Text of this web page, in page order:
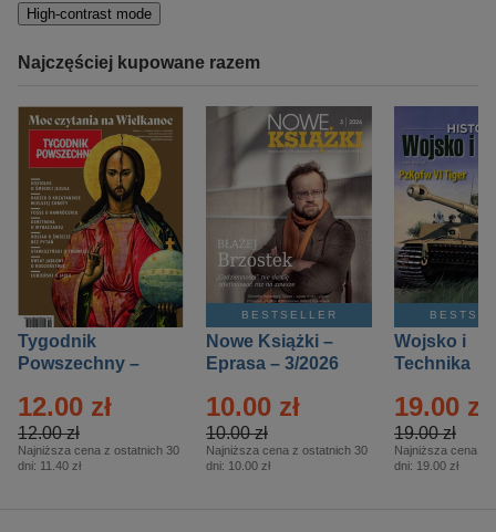
High-contrast mode
Najczęściej kupowane razem
Tygodnik
Powszechny –
12.00 zł
12.00 zł
Najniższa cena z ostatnich 30
dni: 11.40 zł
BESTSELLER
Nowe Książki –
Eprasa – 3/2026
10.00 zł
10.00 zł
Najniższa cena z ostatnich 30
dni: 10.00 zł
Wojsko i
Technika
– 2/2026
19.00 zł
19.00 zł
Najniższa cena z
dni: 19.00 zł